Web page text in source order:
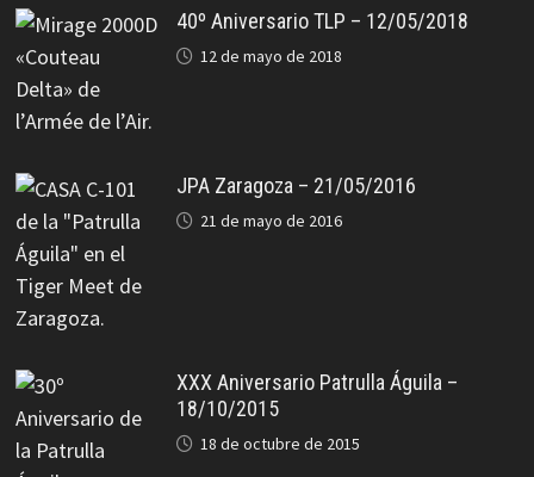
40º Aniversario TLP – 12/05/2018
12 de mayo de 2018
JPA Zaragoza – 21/05/2016
21 de mayo de 2016
XXX Aniversario Patrulla Águila –
18/10/2015
18 de octubre de 2015